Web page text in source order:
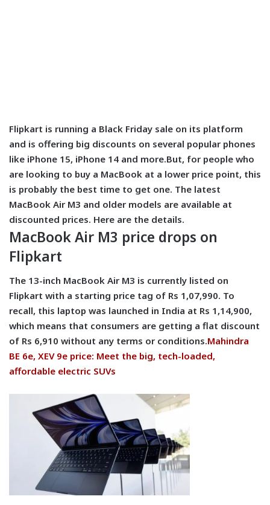
Flipkart is running a Black Friday sale on its platform
and is offering big discounts on several popular phones
like iPhone 15, iPhone 14 and more.But, for people who
are looking to buy a MacBook at a lower price point, this
is probably the best time to get one. The latest
MacBook Air M3 and older models are available at
discounted prices. Here are the details.
MacBook Air M3 price drops on
Flipkart
The 13-inch MacBook Air M3 is currently listed on
Flipkart with a starting price tag of Rs 1,07,990. To
recall, this laptop was launched in India at Rs 1,14,900,
which means that consumers are getting a flat discount
of Rs 6,910 without any terms or conditions.Mahindra
BE 6e, XEV 9e price: Meet the big, tech-loaded,
affordable electric SUVs